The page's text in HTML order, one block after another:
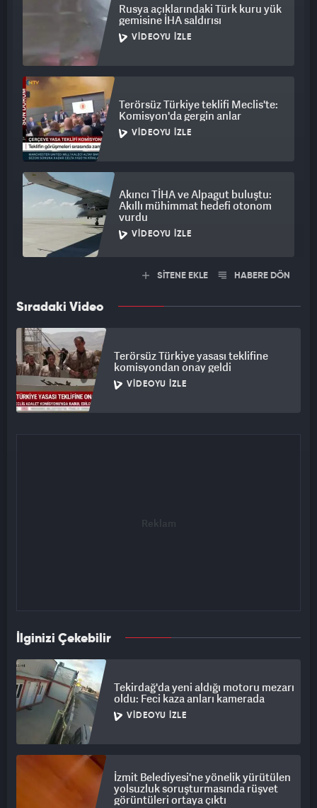
Rusya açıklarındaki Türk kuru yük
gemisine İHA saldırısı
VIDEOYU İZLE
Terörsüz Türkiye teklifi Meclis'te:
Komisyon'da gergin anlar
VIDEOYU İZLE
Akıncı TİHA ve Alpagut buluştu:
Akıllı mühimmat hedefi otonom
vurdu
VIDEOYU İZLE
SİTENE EKLE HABERE DÖN
Sıradaki Video
Terörsüz Türkiye yasası teklifine
komisyondan onay geldi
VIDEOYU İZLE
İlginizi Çekebilir
Tekirdağ'da yeni aldığı motoru mezarı
oldu: Feci kaza anları kamerada
VIDEOYU İZLE
İzmit Belediyesi'ne yönelik yürütülen
yolsuzluk soruşturmasında rüşvet
görüntüleri ortaya çıktı